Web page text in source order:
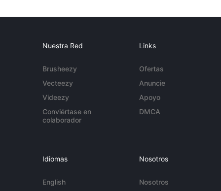
Nuestra Red
Brusheezy
Vecteezy
Videezy
Conviértase en
colaborador
Links
Ofertas
Anuncie
Apoyo
DMCA
Idiomas
English
Nosotros
Nosotros